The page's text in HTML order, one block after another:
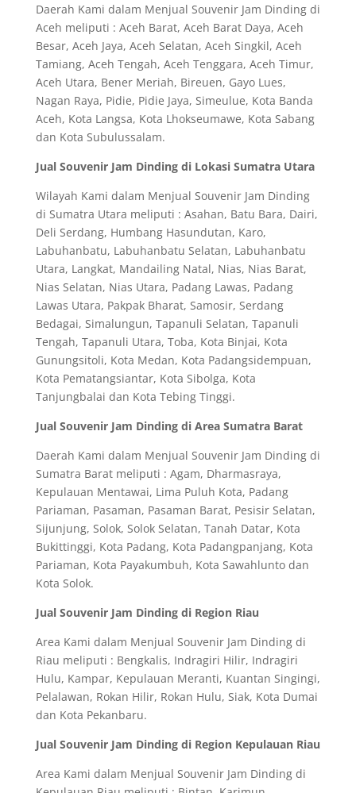
Daerah Kami dalam Menjual Souvenir Jam Dinding di
Aceh meliputi : Aceh Barat, Aceh Barat Daya, Aceh
Besar, Aceh Jaya, Aceh Selatan, Aceh Singkil, Aceh
Tamiang, Aceh Tengah, Aceh Tenggara, Aceh Timur,
Aceh Utara, Bener Meriah, Bireuen, Gayo Lues,
Nagan Raya, Pidie, Pidie Jaya, Simeulue, Kota Banda
Aceh, Kota Langsa, Kota Lhokseumawe, Kota Sabang
dan Kota Subulussalam.
Jual Souvenir Jam Dinding di Lokasi Sumatra Utara
Wilayah Kami dalam Menjual Souvenir Jam Dinding
di Sumatra Utara meliputi : Asahan, Batu Bara, Dairi,
Deli Serdang, Humbang Hasundutan, Karo,
Labuhanbatu, Labuhanbatu Selatan, Labuhanbatu
Utara, Langkat, Mandailing Natal, Nias, Nias Barat,
Nias Selatan, Nias Utara, Padang Lawas, Padang
Lawas Utara, Pakpak Bharat, Samosir, Serdang
Bedagai, Simalungun, Tapanuli Selatan, Tapanuli
Tengah, Tapanuli Utara, Toba, Kota Binjai, Kota
Gunungsitoli, Kota Medan, Kota Padangsidempuan,
Kota Pematangsiantar, Kota Sibolga, Kota
Tanjungbalai dan Kota Tebing Tinggi.
Jual Souvenir Jam Dinding di Area Sumatra Barat
Daerah Kami dalam Menjual Souvenir Jam Dinding di
Sumatra Barat meliputi : Agam, Dharmasraya,
Kepulauan Mentawai, Lima Puluh Kota, Padang
Pariaman, Pasaman, Pasaman Barat, Pesisir Selatan,
Sijunjung, Solok, Solok Selatan, Tanah Datar, Kota
Bukittinggi, Kota Padang, Kota Padangpanjang, Kota
Pariaman, Kota Payakumbuh, Kota Sawahlunto dan
Kota Solok.
Jual Souvenir Jam Dinding di Region Riau
Area Kami dalam Menjual Souvenir Jam Dinding di
Riau meliputi : Bengkalis, Indragiri Hilir, Indragiri
Hulu, Kampar, Kepulauan Meranti, Kuantan Singingi,
Pelalawan, Rokan Hilir, Rokan Hulu, Siak, Kota Dumai
dan Kota Pekanbaru.
Jual Souvenir Jam Dinding di Region Kepulauan Riau
Area Kami dalam Menjual Souvenir Jam Dinding di